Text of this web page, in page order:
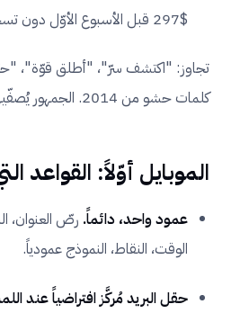
$297 قبل الأسبوع الأوّل دون تسجيل درس واحد.
تجاوز: "اكتشف سرّ"، "أطلق قوّة"،
كلمات حشو من 2014. الجمهور يُصفّيها كضوضاء.
الموبايل أوّلاً: القواعد
عمود واحد، دائماً. رصّ العنوان،
الوقت، النقاط، النموذج عمودياً.
حقل البريد مُركَّز افتراضياً عند